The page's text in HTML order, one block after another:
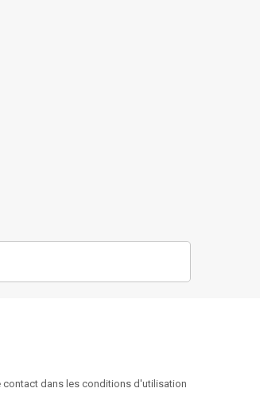
contact dans les conditions d'utilisation